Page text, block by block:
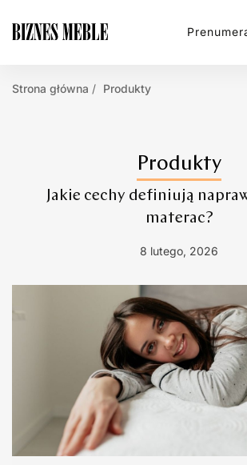
Strona główna Produkty
Produkty
Jakie cechy definiują
materac?
8 lutego, 2026